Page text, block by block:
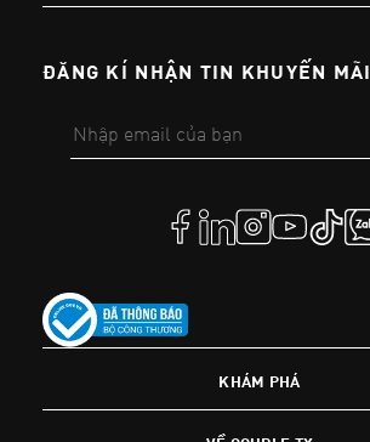
ĐĂNG KÍ NHẬN TIN KHUYẾN MÃI
KHÁM PHÁ